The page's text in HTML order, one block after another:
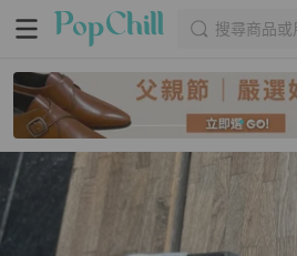
搜尋商品或